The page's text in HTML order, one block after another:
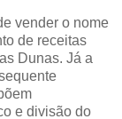
vender o nome
de receitas
Dunas. Já a
e divisão do